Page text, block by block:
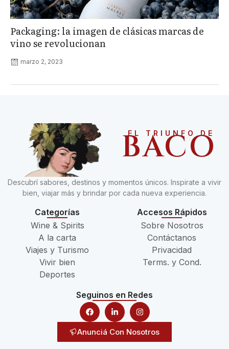
Packaging: la imagen de clásicas marcas de
vino se revolucionan
marzo 2, 2023
EL TRIUNFO DE
BACO
Descubrí sabores, destinos y momentos únicos. Inspirate a vivir
bien, viajar más y brindar por cada nueva experiencia.
Categorías
Wine & Spirits
A la carta
Viajes y Turismo
Vivir bien
Deportes
Accesos Rápidos
Sobre Nosotros
Contáctanos
Privacidad
Terms. y Cond.
Seguinos en Redes
Anunciá Con Nosotros